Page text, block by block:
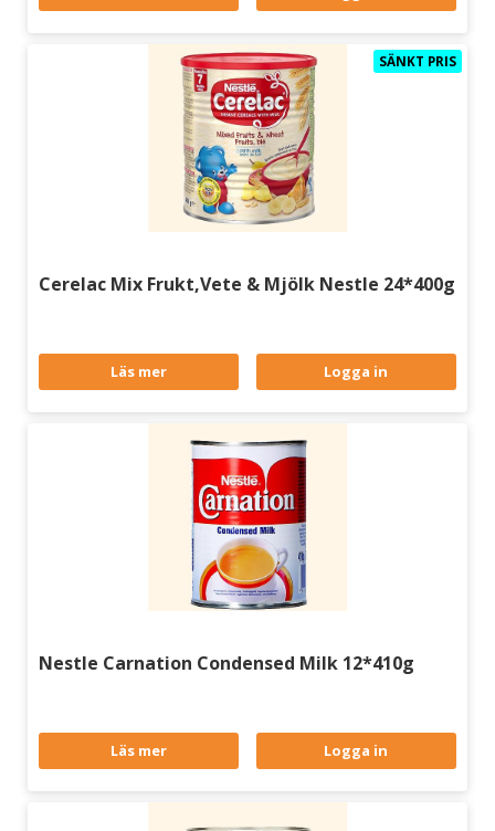
SÄNKT PRIS
Cerelac Mix Frukt,Vete & Mjölk Nestle 24*400g
Läs mer Logga in
Nestle Carnation Condensed Milk 12*410g
Läs mer Logga in